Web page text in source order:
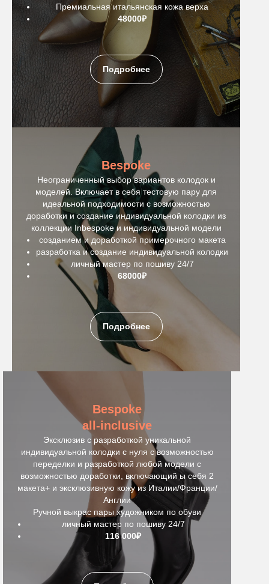
Премиальная итальянская кожа верха
48000₽
Подробнее
Bespoke
Неограниченный выбор вариантов колодок и
моделей. Включает в себя тестовую пару для
идеальной подходимости с возможностью
доработки и создание индивидуальной колодки из
коллекции Inbespoke и индивидуальной модели
созданием и доработкой примерочного макета
разработка и создание индивидуальной колодки
личный мастер по пошиву 24/7
68000₽
Подробнее
Bespoke
all-inclusive
Эксклюзив с разработкой уникальной
индивидуальной колодки с нуля с возможностью
переделки и разработкой любой модели с
возможностью доработки, включающий ы себя 2
макета+ и эксклюзивную кожу из Италии/Франции/
Англии
Ручной выкрас пары художником по обуви
личный мастер по пошиву 24/7
116 000₽